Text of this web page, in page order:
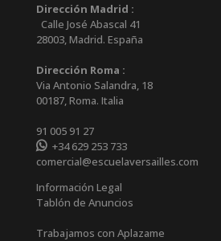
Dirección Madrid :
Calle José Abascal 41
28003,Madrid. España
Dirección Roma :
Via Antonio Salandra, 18
00187, Roma. Italia
91 005 91 27
+34 629 253 733
comercial@escuelaversailles.com
Información Legal
Tablón de Anuncios
Trabajamos con Aplazame